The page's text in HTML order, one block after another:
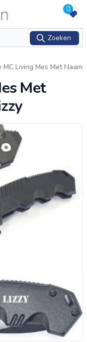
0
Zoeken
Living Mes Met Naam
Met